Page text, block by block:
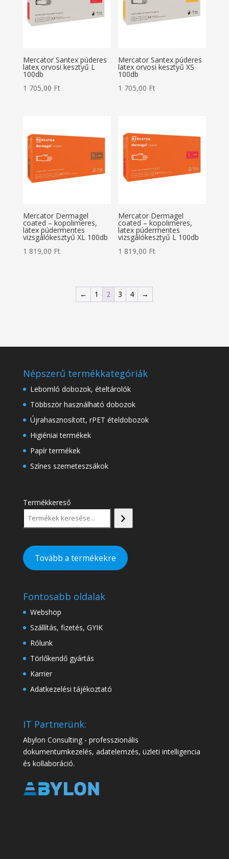
Mercator Santex púderes
latex orvosi kesztyű L
100db
1 705,00 Ft
Mercator Santex púderes
latex orvosi kesztyű XS
100db
1 705,00 Ft
Mercator Dermagel
coated – kopolimeres,
latex púdermentes
vizsgálókesztyű XL 100db
1 819,00 Ft
Mercator Dermagel
coated – kopolimeres,
latex púdermentes
vizsgálókesztyű L 100db
1 819,00 Ft
← 1 2 3 4 →
Népszerű termékkategóriák
Lebomló dobozok, ételtárolók
Többször használható dobozok
Újrahasznosított, rPET ételdobozok
Higiéniai termékek
Papír termékek
Színes szemeteszsákok
Termékkereső
Tovább a termékekre
Fontosabb oldalak
Webshop
Szállítás, fizetés, GYIK
Rólunk
Törlőkendő gyártás
Karrier
Adatkezelési tájékoztató
IT Partnerünk:
Abylon Consulting - professzionális
dokumentumkezelés, adatelemzés, üzleti intelligencia
és kollaboráció.